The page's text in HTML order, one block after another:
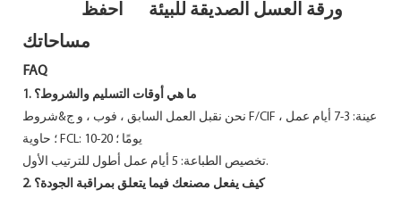
ورقة العسل الصديقة للبيئة احفظ
مساحاتك
FAQ
1. ما هي أوقات التسليم والشروط؟
نحن نقبل العمل السابق ، فوب ، و ج&شروط F/CIF ، عينة: 3-7 أيام عمل
؛ حاوية FCL: 10-20 يومًا ؛
تخصيص الطباعة: 5 أيام عمل أطول للترتيب الأول.
2. كيف يفعل مصنعك فيما يتعلق بمراقبة الجودة؟